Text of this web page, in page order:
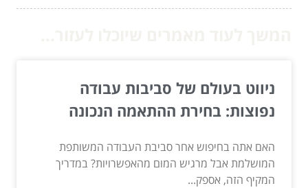
ניווט בעולם של סביבות עבודה
נפוצות: בחירת ההתאמה הנכונה
האם אתה בחיפוש אחר סביבת העבודה המשותפת
המושלמת אבל מרגיש המום מהאפשרויות? במדריך
המקיף הזה, אספק...